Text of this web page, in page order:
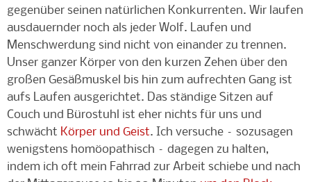
gegenüber seinen natürlichen Konkurrenten. Wir laufen
ausdauernder noch als jeder Wolf. Laufen und
Menschwerdung sind nicht von einander zu trennen.
Unser ganzer Körper von den kurzen Zehen über den
großen Gesäßmuskel bis hin zum aufrechten Gang ist
aufs Laufen ausgerichtet. Das ständige Sitzen auf
Couch und Bürostuhl ist eher nichts für uns und
schwächt Körper und Geist. Ich versuche – sozusagen
wenigstens homöopathisch – dagegen zu halten,
indem ich oft mein Fahrrad zur Arbeit schiebe und nach